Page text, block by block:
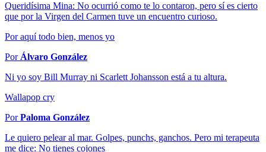
Queridísima Mina: No ocurrió como te lo contaron, pero sí es cierto
que por la Virgen del Carmen tuve un encuentro curioso.
Por aquí todo bien, menos yo
Por Álvaro González
Ni yo soy Bill Murray ni Scarlett Johansson está a tu altura.
Wallapop cry
PorPaloma González
Le quiero pelear al mar. Golpes, punchs, ganchos. Pero mi terapeuta
me dice: No tienes cojones